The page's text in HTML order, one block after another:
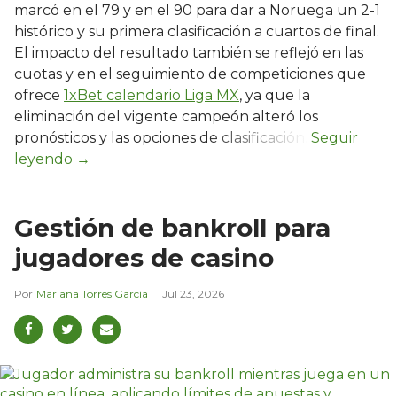
marcó en el 79 y en el 90 para dar a Noruega un 2-1
histórico y su primera clasificación a cuartos de final.
El impacto del resultado también se reflejó en las
cuotas y en el seguimiento de competiciones que
ofrece 1xBet calendario Liga MX, ya que la
eliminación del vigente campeón alteró los
pronósticos y las opciones de clasificación.
Gestión de bankroll para
jugadores de casino
Mariana Torres García Jul 23, 2026